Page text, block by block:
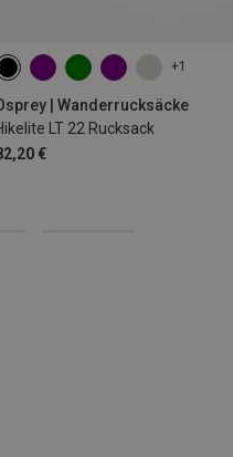
+1
| Wanderrucksäcke
LT 22 Rucksack
€
22L